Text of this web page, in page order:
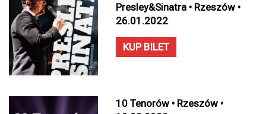
Presley&Sinatra • Rzeszów •
26.01.2022
KUP BILET
10 Tenorów • Rzeszów •